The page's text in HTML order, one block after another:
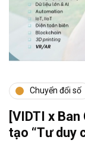
Chuyển đổi số
[VIDTI x
tạo “Tư duy